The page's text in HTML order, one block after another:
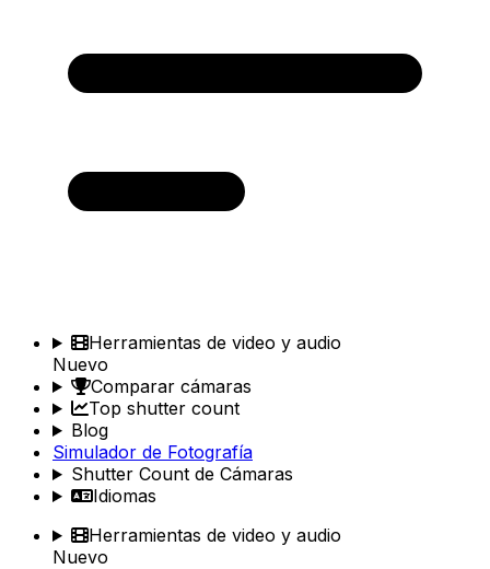
Herramientas de video y audio
Nuevo
Comparar cámaras
Top shutter count
Blog
Simulador de Fotografía
Shutter Count de Cámaras
Idiomas
Herramientas de video y audio
Nuevo